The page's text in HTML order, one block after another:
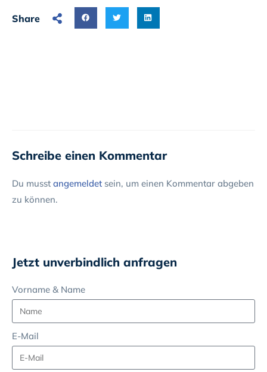
Share
Schreibe einen Kommentar
Du musst angemeldet sein, um einen Kommentar abgeben
zu können.
Jetzt unverbindlich anfragen
Vorname & Name
E-Mail